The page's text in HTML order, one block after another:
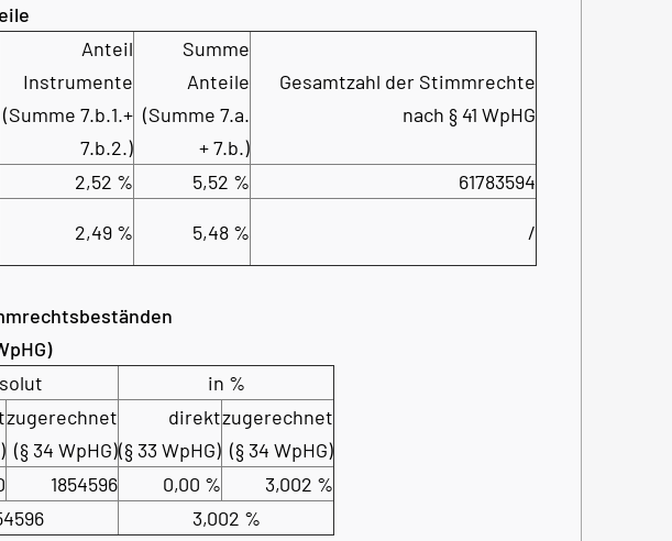
Anteil
Instrumente
(Summe 7.b.1.+
7.b.2.)
Summe
Anteile
(Summe 7.a.
+ 7.b.)
Gesamtzahl der Stimmrechte
nach § 41 WpHG
2,52 % 5,52 %
61783594
2,49 % 5,48 % /
in %
zugerechnet
(§ 34 WpHG)
direkt
(§ 33 WpHG)
zugerechnet
(§ 34 WpHG)
1854596 0,00 %
3,002 %
3,002 %